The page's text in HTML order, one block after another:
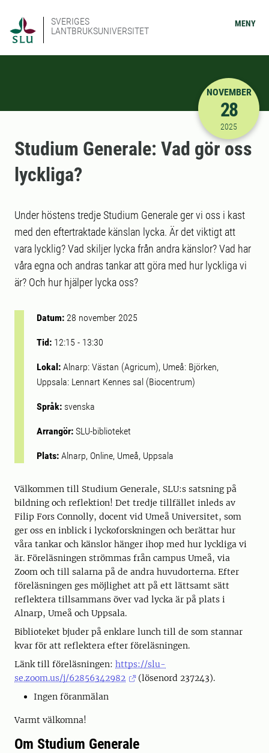
SVERIGES
LANTBRUKSUNIVERSITET
MENY
2025-11-
NOVEMBER
28
2025
Studium Generale: Vad gör oss
lyckliga?
Under höstens tredje Studium Generale ger vi oss i kast
med den eftertraktade känslan lycka. Är det viktigt att
vara lycklig? Vad skiljer lycka från andra känslor? Vad har
våra egna och andras tankar att göra med hur lyckliga vi
är? Och hur hjälper lycka oss?
Datum: 28 november 2025
Tid: 12:15 - 13:30
Lokal: Alnarp: Västan (Agricum), Umeå: Björken,
Uppsala: Lennart Kennes sal (Biocentrum)
Språk: svenska
Arrangör: SLU-biblioteket
Plats: Alnarp, Online, Umeå, Uppsala
Välkommen till Studium Generale, SLU:s satsning på
bildning och reflektion! Det tredje tillfället inleds av
Filip Fors Connolly, docent vid Umeå Universitet, som
ger oss en inblick i lyckoforskningen och berättar hur
våra tankar och känslor hänger ihop med hur lyckliga vi
är. Föreläsningen strömmas från campus Umeå, via
Zoom och till salarna på de andra huvudorterna. Efter
föreläsningen ges möjlighet att på ett lättsamt sätt
reflektera tillsammans över vad lycka är på plats i
Alnarp, Umeå och Uppsala.
Biblioteket bjuder på enklare lunch till de som stannar
kvar för att reflektera efter föreläsningen.
Länk till föreläsningen: https://slu-
se.zoom.us/j/62856342982
(lösenord 237243).
Ingen föranmälan
Varmt välkomna!
Om Studium Generale